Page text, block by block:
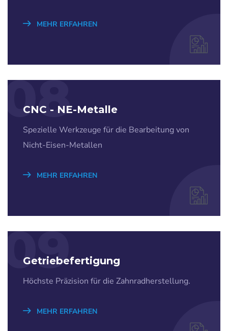
MEHR ERFAHREN
08
CNC - NE-Metalle
Spezielle Werkzeuge für die Bearbeitung von
Nicht-Eisen-Metallen
MEHR ERFAHREN
09
Getriebefertigung
Höchste Präzision für die Zahnradherstellung.
MEHR ERFAHREN